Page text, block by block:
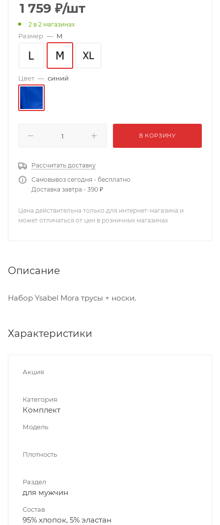
1 759 ₽/шт
: 2 в 2 магазинах
Размер — M
Цвет — синий
В КОРЗИНУ
Рассчитать доставку
Самовывоз сегодня - бесплатно
Доставка завтра - 390 ₽
Цена действительна только для интернет-магазина и
может отличаться от цен в розничных магазинах
Описание
Набор Ysabel Mora трусы + носки.
Характеристики
Акция
Категория
Комплект
Модель
Плотность
Раздел
для мужчин
Состав
95% хлопок, 5% эластан